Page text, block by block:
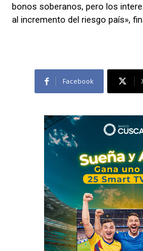
bonos soberanos, pero los
al incremento del riesgo país»,
Facebook